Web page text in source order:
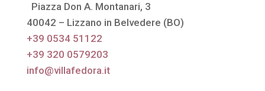
Piazza Don A. Montanari, 3
40042 – Lizzano in Belvedere (BO)
+39 0534 51122
+39 320 0579203
info@villafedora.it